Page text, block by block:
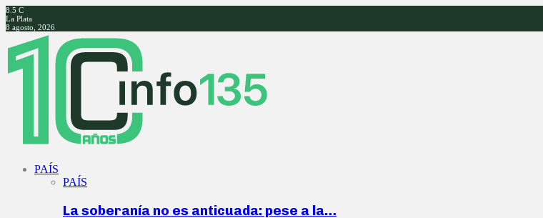
8.5 C
La Plata
8 agosto, 2026
Facebook
Twitter
Instagram
Youtube
PAÍS
PAÍS
La soberanía no es anticuada: pese a la…